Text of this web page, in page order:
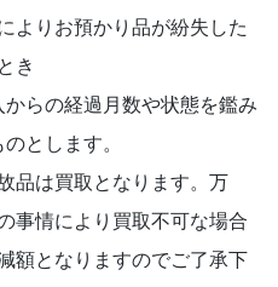
よりお預かり品が紛失した
き
らの経過月数や状態を鑑み
とします。
品は買取となります。万
事情により買取不可な場合
額となりますのでご了承下